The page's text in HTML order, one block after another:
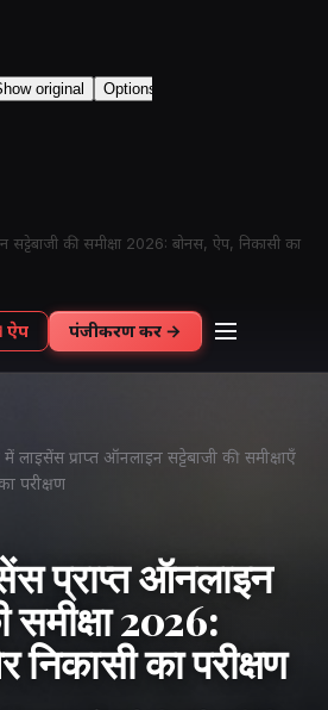
की समीक्षा 2026: बोनस, ऐप, निकासी का
ऐप पंजीकरण करें →
में लाइसेंस प्राप्त ऑनलाइन सट्टेबाजी की समीक्षाएँ
परीक्षण
प्राप्त ऑनलाइन
2026:
का परीक्षण